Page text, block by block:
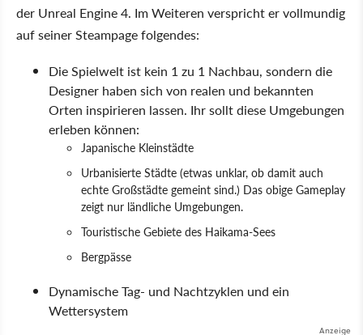
der Unreal Engine 4. Im Weiteren verspricht er vollmundig
auf seiner Steampage folgendes:
Die Spielwelt ist kein 1 zu 1 Nachbau, sondern die
Designer haben sich von realen und bekannten
Orten inspirieren lassen. Ihr sollt diese Umgebungen
erleben können:
Japanische Kleinstädte
Urbanisierte Städte (etwas unklar, ob damit auch
echte Großstädte gemeint sind.) Das obige Gameplay
zeigt nur ländliche Umgebungen.
Touristische Gebiete des Haikama-Sees
Bergpässe
Dynamische Tag- und Nachtzyklen und ein
Wettersystem